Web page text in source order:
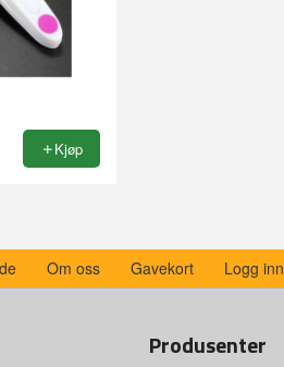
Kjøp
Om oss Gavekort Logg inn
Produsenter